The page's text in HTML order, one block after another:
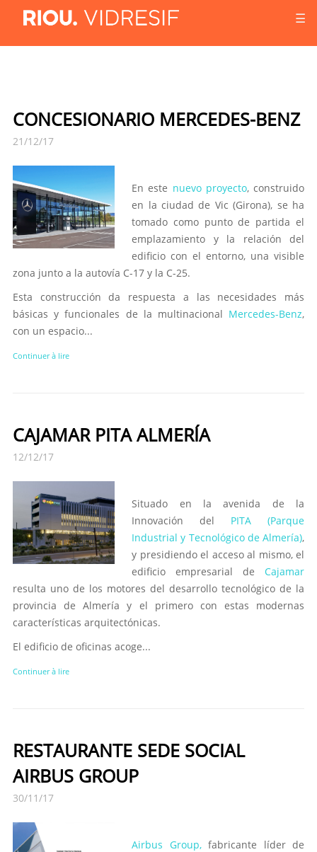
☰
CONCESIONARIO MERCEDES-BENZ
21/12/17
En este nuevo proyecto, construido
en la ciudad de Vic (Girona), se ha
tomado como punto de partida el
emplazamiento y la relación del
edificio con el entorno, una visible
zona junto a la autovía C-17 y la C-25.
Esta construcción da respuesta a las necesidades más
básicas y funcionales de la multinacional Mercedes-Benz,
con un espacio...
Continuer à lire
CAJAMAR PITA ALMERÍA
12/12/17
Situado en la avenida de la
Innovación del PITA (Parque
Industrial y Tecnológico de Almería),
y presidiendo el acceso al mismo, el
edificio empresarial de Cajamar
resulta uno de los motores del desarrollo tecnológico de la
provincia de Almería y el primero con estas modernas
características arquitectónicas.
El edificio de oficinas acoge...
Continuer à lire
RESTAURANTE SEDE SOCIAL
AIRBUS GROUP
30/11/17
Airbus Group,fabricante líder de